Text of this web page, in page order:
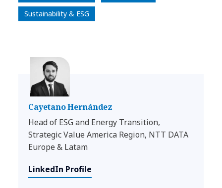
Sustainability & ESG
Cayetano Hernández
Head of ESG and Energy Transition,
Strategic Value America Region, NTT DATA
Europe & Latam
LinkedIn Profile